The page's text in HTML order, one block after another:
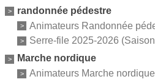
randonnée pédestre
Animateurs Randonnée
Serre-file 2025-2026
Marche nordique
Animateurs Marche